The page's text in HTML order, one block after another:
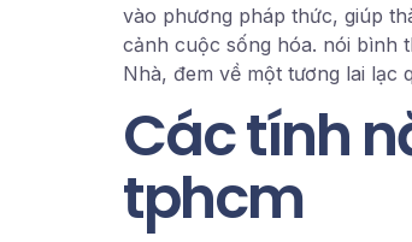
vào phương pháp thức, giúp
cảnh cuộc sống hóa. nói bình
Nhà, đem về một tương lai lạc
Các tính
tphcm